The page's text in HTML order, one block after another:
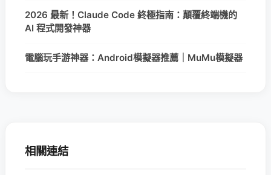
2026 最新！Claude Code 終極指南：顛覆終端機的
AI 程式開發神器
電腦玩手游神器：Android模擬器推薦｜MuMu模擬器
相關連結